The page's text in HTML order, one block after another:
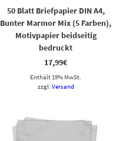
50 Blatt Briefpapier DIN A4,
Bunter Marmor Mix (5 Farben),
Motivpapier beidseitig
bedruckt
17,99€
Enthält 19% MwSt.
zzgl. Versand